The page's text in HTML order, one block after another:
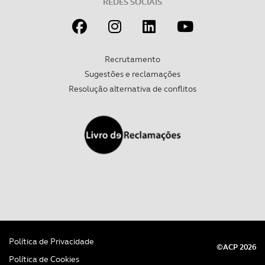
Recrutamento
Sugestões e reclamações
Resolução alternativa de conflitos
Política de Privacidade
Política de Cookies
©ACP 2026